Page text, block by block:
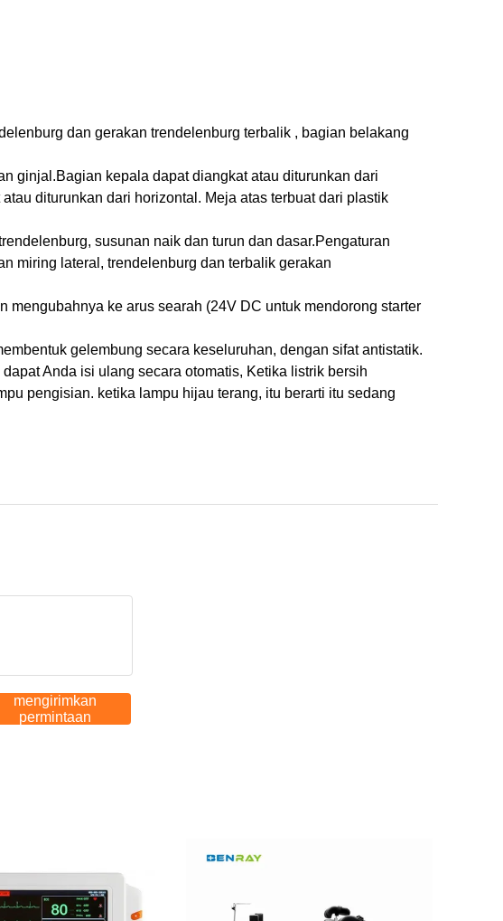
dan gerakan trendelenburg terbalik , bagian belakang
ginjal.Bagian kepala dapat diangkat atau diturunkan dari
diturunkan dari horizontal. Meja atas terbuat dari plastik
susunan naik dan turun dan dasar.Pengaturan
miring lateral, trendelenburg dan terbalik gerakan
ke arus searah (24V DC untuk mendorong starter
gelembung secara keseluruhan, dengan sifat antistatik.
Anda isi ulang secara otomatis, Ketika listrik bersih
pengisian. ketika lampu hijau terang, itu berarti itu sedang
mengirimkan
permintaan